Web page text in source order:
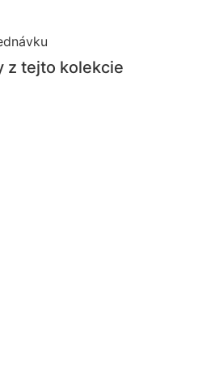
z tejto kolekcie